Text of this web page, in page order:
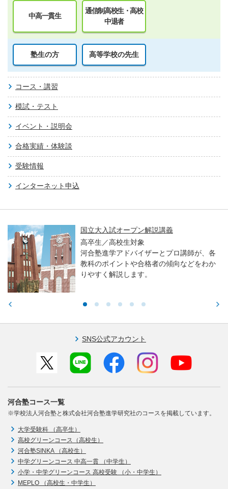
中高一貫生
通信制高校生・高校
中退者
塾生の方 高等学校の先生
コース・講習
模試・テスト
イベント・説明会
合格実績・体験談
受験情報
インターネット申込
国立大入試オープン解説講義
高卒生／高校生対象
河合塾進学アドバイザーとプロ講師が、各
教科のポイントや合格者の傾向などをわか
りやすく解説します。
SNS公式アカウント
河合塾コース一覧
※学校法人河合塾と株式会社河合塾進学研究社のコースを掲載しています。
大学受験科 （高卒生）
高校グリーンコース（高校生）
河合塾SINKA （高校生）
中学グリーンコース 中高一貫 （中学生）
小学・中学グリーンコース 高校受験 （小・中学生）
MEPLO （高校生・中学生）